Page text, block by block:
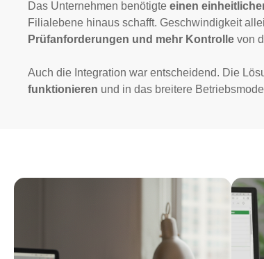
Das Unternehmen benötigte einen
Filialebene hinaus schafft. Geschwindigkeit
Prüfanforderungen und mehr Kontrolle von
Auch die Integration war entscheidend. Die
funktionieren und in das breitere